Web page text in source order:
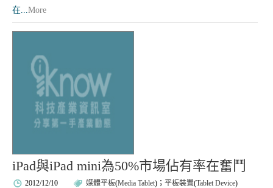
在...More
iPad與iPad mini為50%市場佔有率在奮鬥
2012/12/10 媒體平板(Media Tablet)； 平板裝置(Tablet Device)